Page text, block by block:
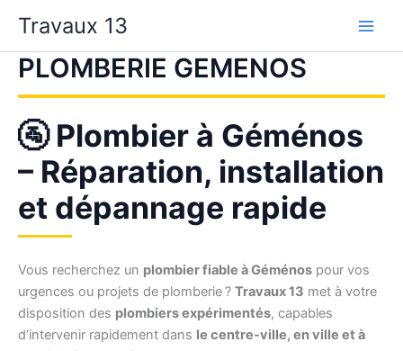
contenu
Travaux 13
PLOMBERIE GEMENOS
🚰 Plombier à Géménos
– Réparation, installation
et dépannage rapide
Vous recherchez un plombier fiable à Géménos pour vos
urgences ou projets de plomberie ? Travaux 13 met à votre
disposition des plombiers expérimentés, capables
d’intervenir rapidement dans le centre-ville, en ville et à